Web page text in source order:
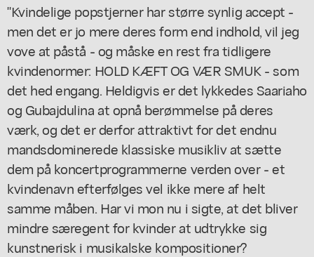
"Kvindelige popstjerner har større synlig accept -
men det er jo mere deres form end indhold, vil jeg
vove at påstå - og måske en rest fra tidligere
kvindenormer: HOLD KÆFT OG VÆR SMUK - som
det hed engang. Heldigvis er det lykkedes Saariaho
og Gubajdulina at opnå berømmelse på deres
værk, og det er derfor attraktivt for det endnu
mandsdominerede klassiske musikliv at sætte
dem på koncertprogrammerne verden over - et
kvindenavn efterfølges vel ikke mere af helt
samme måben. Har vi mon nu i sigte, at det bliver
mindre særegent for kvinder at udtrykke sig
kunstnerisk i musikalske kompositioner?